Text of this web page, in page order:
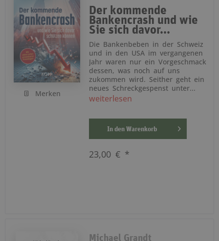
Merken
Der kommende
Bankencrash und wie
Sie sich davor...
Die Bankenbeben in der Schweiz
und in den USA im vergangenen
Jahr waren nur ein Vorgeschmack
dessen, was noch auf uns
zukommen wird. Seither geht ein
neues Schreckgespenst unter...
weiterlesen
In den Warenkorb
23,00 € *
Michael Grandt